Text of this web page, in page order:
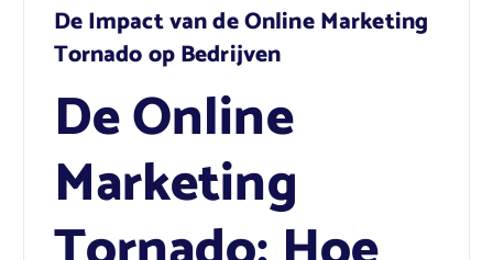
De Impact van de Online Marketing
Tornado op Bedrijven
De Online
Marketing